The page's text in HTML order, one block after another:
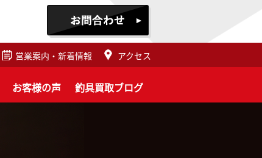
営業案内・新着情報 アクセス
お客様の声 釣具買取ブログ